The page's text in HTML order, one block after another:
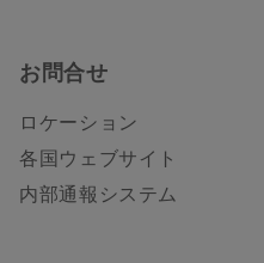
お問合せ
ロケーション
各国ウェブサイト
内部通報システム